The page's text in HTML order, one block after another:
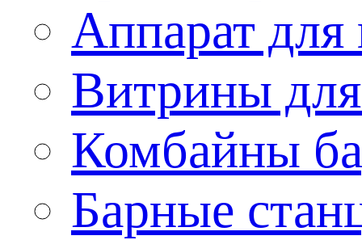
Аппарат для
Витрины
Комбайны
Барные